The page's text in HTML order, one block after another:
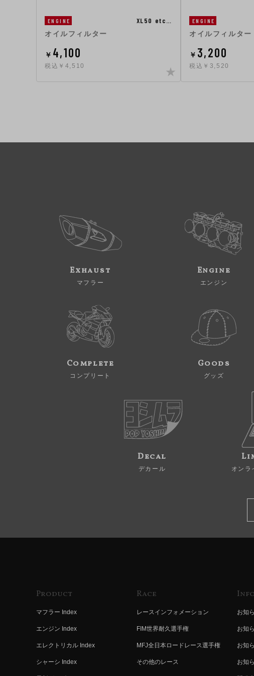
ENGINE XL50 etc…
オイルフィルター
￥ 4,100
税込￥4,510
ENGINE
オイルフィルター
￥ 3,200
税込￥3,520
Exhaust
マフラー
Engine
エンジン
Complete
コンプリート
Goods
グッズ
Decal
デカール オンラ
Product
マフラー Index
エンジン Index
エレクトリカル Index
シャーシ Index
Race
レースインフォメーション
FIM世界耐久選手権
MFJ全日本ロードレース選手権
その他のレース
お知
お知
お知
お知